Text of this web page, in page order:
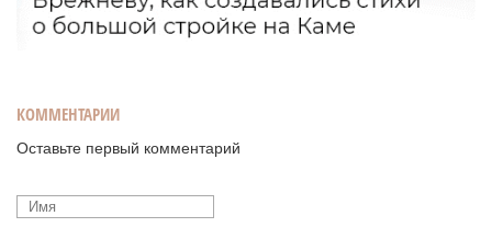
КОММЕНТАРИИ
Оставьте первый комментарий